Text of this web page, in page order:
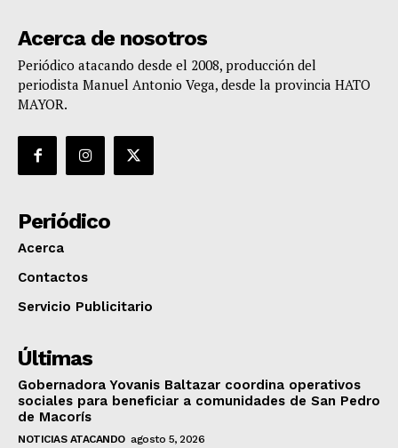
Acerca de nosotros
Periódico atacando desde el 2008, producción del
periodista Manuel Antonio Vega, desde la provincia HATO
MAYOR.
Periódico
Acerca
Contactos
Servicio Publicitario
Últimas
Gobernadora Yovanis Baltazar coordina operativos
sociales para beneficiar a comunidades de San Pedro
de Macorís
NOTICIAS ATACANDO agosto 5, 2026